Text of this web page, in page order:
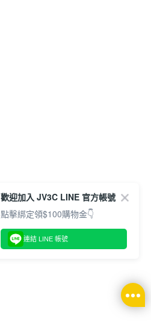
歡迎加入 JV3C LINE 官方帳號
點擊綁定領$100購物金👇
連結 LINE 帳號